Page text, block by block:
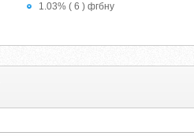
1.03% ( 6 ) фгбну